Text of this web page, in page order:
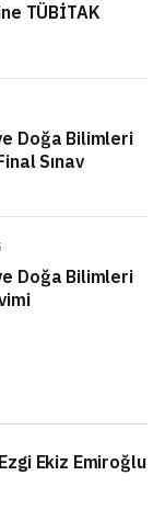
TÜBİTAK
Doğa Bilimleri
Sınav
Doğa Bilimleri
Ekiz Emiroğlu